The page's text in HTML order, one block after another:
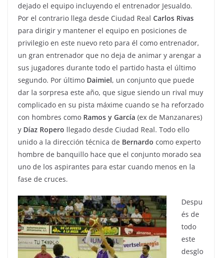
dejado el equipo incluyendo el entrenador Jesualdo.
Por el contrario llega desde Ciudad Real Carlos Rivas
para dirigir y mantener el equipo en posiciones de
privilegio en este nuevo reto para él como entrenador,
un gran entrenador que no deja de animar y arengar a
sus jugadores durante todo el partido hasta el último
segundo. Por último Daimiel, un conjunto que puede
dar la sorpresa este año, que sigue siendo un rival muy
complicado en su pista máxime cuando se ha reforzado
con hombres como Ramos y García (ex de Manzanares)
y Díaz Ropero llegado desde Ciudad Real. Todo ello
unido a la dirección técnica de Bernardo como experto
hombre de banquillo hace que el conjunto morado sea
uno de los aspirantes para estar cuando menos en la
fase de cruces.
Despu
és de
todo
este
desglo